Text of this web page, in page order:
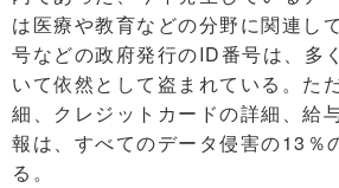
は医療や教育などの分野に関連し
号などの政府発行のID番号は、多
いて依然として盗まれている。た
細、クレジットカードの詳細、給
報は、すべてのデータ侵害の13％
る。